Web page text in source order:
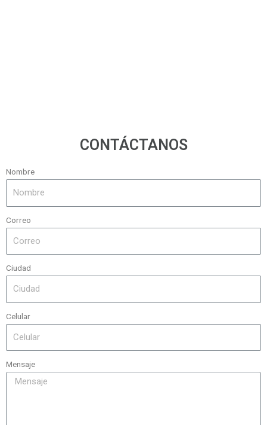
CONTÁCTANOS
Nombre
Correo
Ciudad
Celular
Mensaje